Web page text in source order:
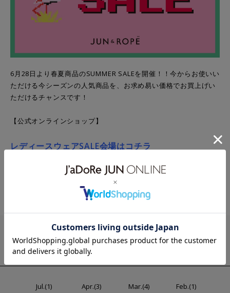
6月28日より春夏商品のSUMMER SALEを開催！！今からお使いい
ただける今シーズンの人気商品を、お求め易い価格でお買上げい
ただけるチャンスです！
【公式オンラインショップ】
レディースウェアSALE会場はコチラ
メンズウェアSALE会場はコチラ
NEWS
Jul.(1) Apr.(3) Mar.(4) Feb.(1)